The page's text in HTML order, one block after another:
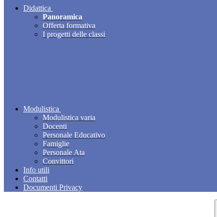
Didattica
Panoramica
Offerta formativa
I progetti delle classi
Modulistica
Modulistica varia
Docenti
Personale Educativo
Famiglie
Personale Ata
Convittori
Info utili
Contatti
Documenti Privacy